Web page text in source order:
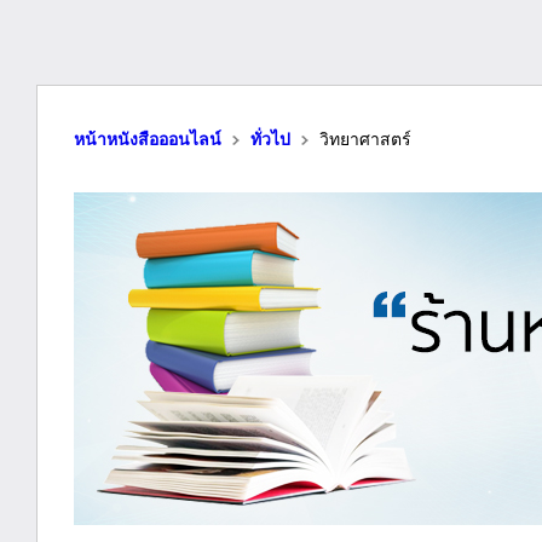
หน้าหนังสือออนไลน์ ทั่วไป วิทยาศาสตร์